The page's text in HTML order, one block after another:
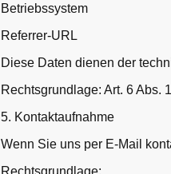
Betriebssystem
Referrer-URL
Diese Daten dienen der
Rechtsgrundlage: Art. 6 Abs.
5. Kontaktaufnahme
Wenn Sie uns per E-Mail
Rechtsgrundlage: